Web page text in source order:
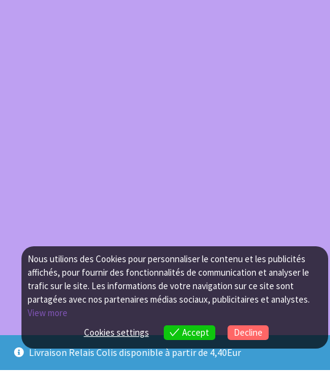
Livraison Relais Colis disponible à partir de 4,40Eur
Nous utilions des Cookies pour personnaliser le contenu et les publicités
affichés, pour fournir des fonctionnalités de communication et analyser le
trafic sur le site. Les informations de votre navigation sur ce site sont
partagées avec nos partenaires médias sociaux, publicitaires et analystes.
View more
Cookies settings
Accept Decline